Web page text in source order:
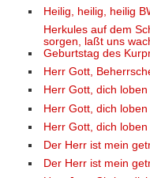
Heilig, heilig, heilig
Herkules auf dem
sorgen, laßt uns
Geburtstag des
Herr Gott,
Herr Gott, dich
Herr Gott, dich
Herr Gott, dich
Der Herr ist mein
Der Herr ist mein